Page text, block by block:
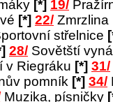
[*] 19/
[*] 22/ Zmrzlina
střelnice
28/ Sovětští
v Riegráku [*] 31/
pomník [*] 34/
Muzika, písničky